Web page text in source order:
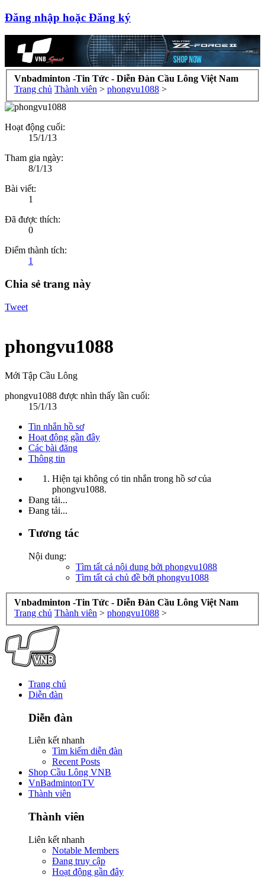
Đăng nhập hoặc Đăng ký
Vnbadminton -Tin Tức - Diễn Đàn Cầu Lông Việt Nam
Trang chủ Thành viên > phongvu1088 >
Hoạt động cuối:
15/1/13
Tham gia ngày:
8/1/13
Bài viết:
1
Đã được thích:
0
Điểm thành tích:
1
Chia sẻ trang này
Tweet
phongvu1088
Mới Tập Cầu Lông
phongvu1088 được nhìn thấy lần cuối:
15/1/13
Tin nhắn hồ sơ
Hoạt động gần đây
Các bài đăng
Thông tin
Hiện tại không có tin nhắn trong hồ sơ của
phongvu1088.
Đang tải...
Đang tải...
Tương tác
Nội dung:
Tìm tất cả nội dung bởi phongvu1088
Tìm tất cả chủ đề bởi phongvu1088
Vnbadminton -Tin Tức - Diễn Đàn Cầu Lông Việt Nam
Trang chủ Thành viên > phongvu1088 >
Trang chủ
Diễn đàn
Diễn đàn
Liên kết nhanh
Tìm kiếm diễn đàn
Recent Posts
Shop Cầu Lông VNB
VnBadmintonTV
Thành viên
Thành viên
Liên kết nhanh
Notable Members
Đang truy cập
Hoạt động gần đây